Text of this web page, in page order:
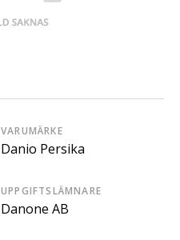
VARUMÄRKE
Danio Persika
UPPGIFTSLÄMNARE
Danone AB